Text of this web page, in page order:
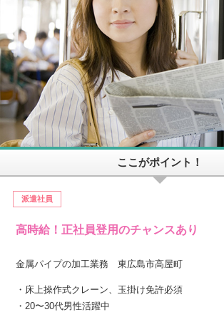
ここがポイント！
派遣社員
高時給！正社員登用のチャンスあり
金属パイプの加工業務 東広島市高屋町
・床上操作式クレーン、玉掛け免許必須
・20〜30代男性活躍中